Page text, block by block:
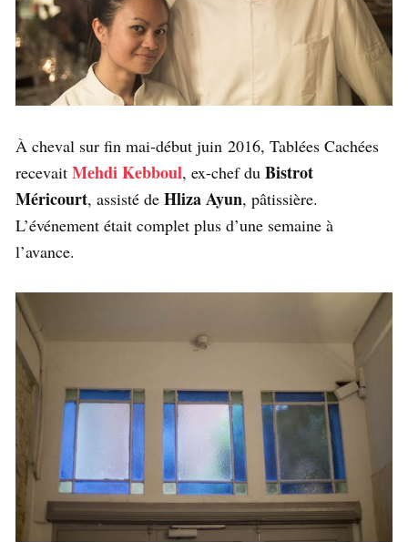
À cheval sur fin mai-début juin 2016, Tablées Cachées
recevait Mehdi Kebboul, ex-chef du Bistrot
Méricourt, assisté de Hliza Ayun, pâtissière.
L’événement était complet plus d’une semaine à
l’avance.